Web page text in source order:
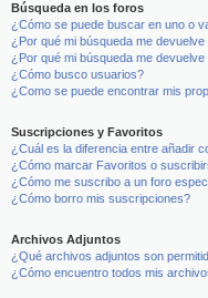
Búsqueda en los foros
¿Cómo se puede buscar en uno o
¿Por qué mi búsqueda me
¿Por qué mi búsqueda me
¿Cómo busco usuarios?
¿Como se puede encontrar mis
Suscripciones y Favoritos
¿Cuál es la diferencia entre añadir
¿Cómo marcar Favoritos o
¿Cómo me suscribo a un foro
¿Cómo borro mis suscripciones?
Archivos Adjuntos
¿Qué archivos adjuntos son
¿Cómo encuentro todos mis